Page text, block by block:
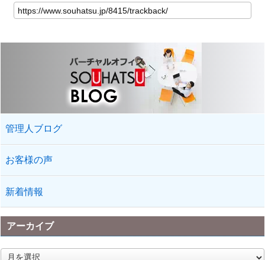
管理人ブログ
お客様の声
新着情報
アーカイブ
ア